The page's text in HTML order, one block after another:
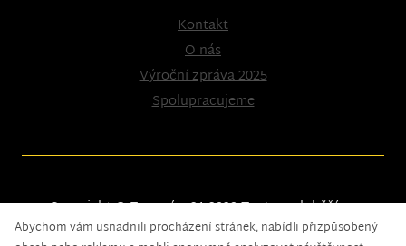
Kontakt
O nás
Výroční zpráva 2025
Spolupracujeme
Copyright © Znesnáze21 2023Tento web běží na
solidpixels.
Abychom vám usnadnili procházení stránek, nabídli přizpůsobený